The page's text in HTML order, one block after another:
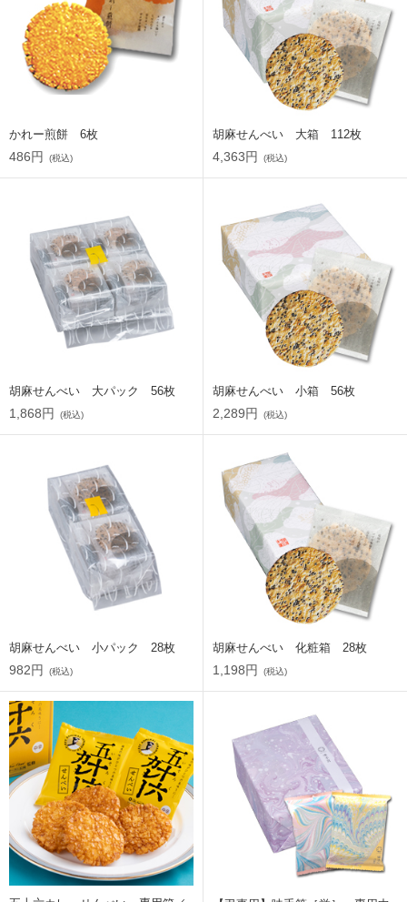
かれー煎餅 6枚
486円 (税込)
胡麻せんべい 大箱 112枚
4,363円 (税込)
胡麻せんべい 大パック 56枚
1,868円 (税込)
胡麻せんべい 小箱 56枚
2,289円 (税込)
胡麻せんべい 小パック 28枚
982円 (税込)
胡麻せんべい 化粧箱 28枚
1,198円 (税込)